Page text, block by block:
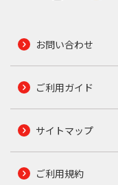
お問い合わせ
ご利用ガイド
サイトマップ
ご利用規約